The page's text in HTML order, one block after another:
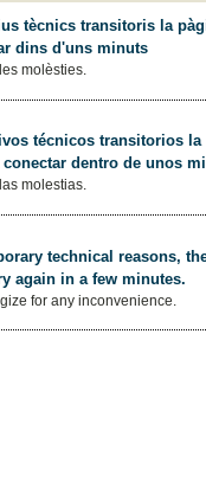
tècnics transitoris la
dins d'uns minuts
molèsties.
técnicos transitorios
conectar dentro de unos
molestias.
technical reasons,
again in a few minutes.
for any inconvenience.